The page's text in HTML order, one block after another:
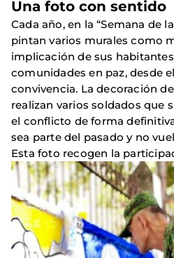
Una foto con sentido
Cada año, en la “Semana de
pintan varios murales como
implicación de sus
comunidades en paz, desde
convivencia. La decoración
realizan varios soldados que
el conflicto de forma
sea parte del pasado y no
Esta foto recogen la